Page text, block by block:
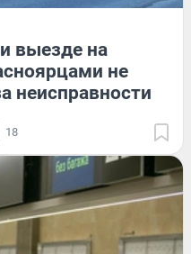
выезде на
не
неисправности
18